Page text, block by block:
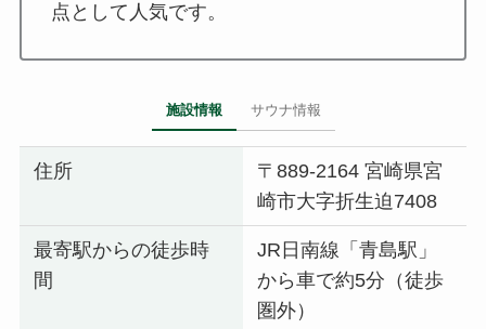
点として人気です。
施設情報 サウナ情報
住所
〒889-2164 宮崎県宮
崎市大字折生迫7408
最寄駅からの徒歩時
間
JR日南線「青島駅」
から車で約5分（徒歩
圏外）